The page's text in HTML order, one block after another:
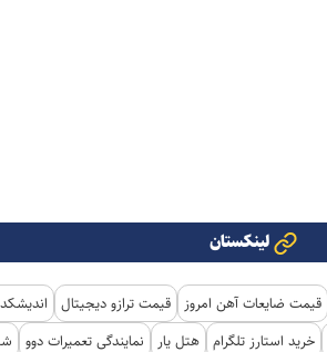
لینکستان
قیمت ضایعات آهن امروز قیمت ترازو دیجیتال
خرید استارز تلگرام هتل یار نمایندگی تعمیرات دوو